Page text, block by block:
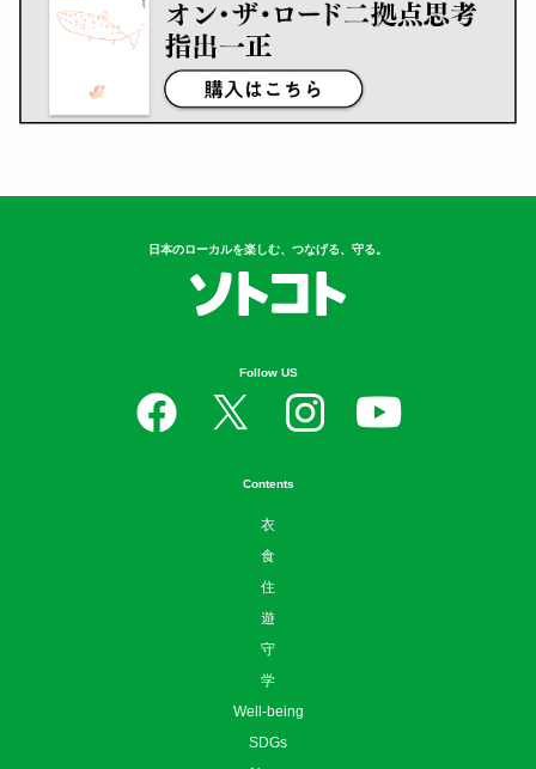
日本のローカルを楽しむ、つなげる、守る。
Follow US
Contents
衣
食
住
遊
守
学
Well-being
SDGs